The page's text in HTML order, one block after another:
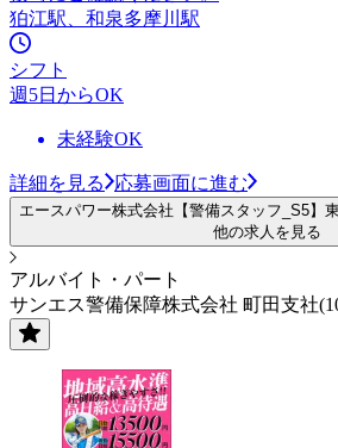
狛江駅、和泉多摩川駅
シフト
週5日からOK
未経験OK
詳細を見る 応募画面に進む
エースパワー株式会社【警備スタッフ_S5】
他の求人を見る
アルバイト・パート
サンエス警備保障株式会社 町田支社